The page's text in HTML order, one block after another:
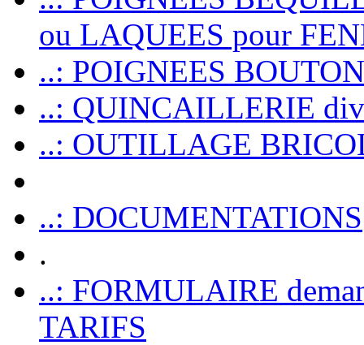
ou LAQUEES pour
..: POIGNEES
..: QUINCAILLERIE
..: OUTILLAGE
..: DOCUMENTATIONS
.
..: FORMULAIRE
TARIFS